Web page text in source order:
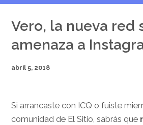
USM Podcast
Cigarrillos en la cama
Vero, la nueva red
amenaza a
abril 5, 2018
Si arrancaste con ICQ o fuiste
comunidad de El Sitio, sabrás que